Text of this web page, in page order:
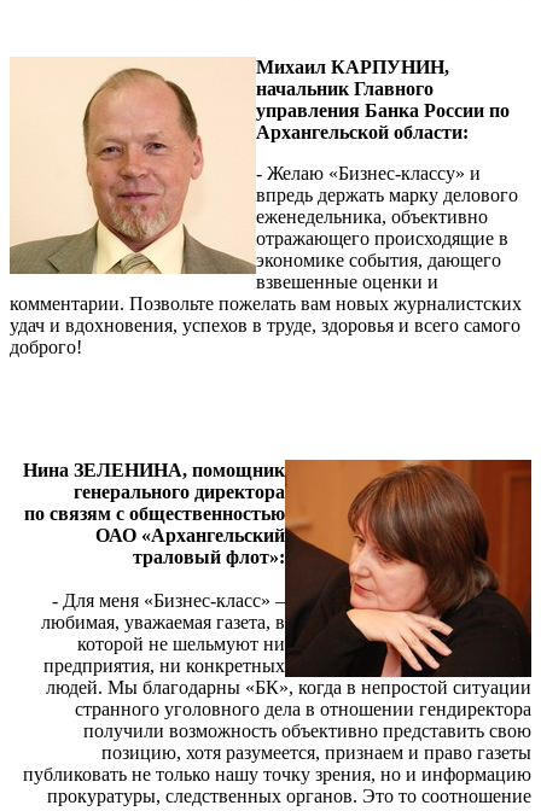
Михаил КАРПУНИН,
начальник Главного
управления Банка России по
Архангельской области:
- Желаю «Бизнес-классу» и
впредь держать марку делового
еженедельника, объективно
отражающего происходящие в
экономике события, дающего
взвешенные оценки и
комментарии. Позвольте пожелать вам новых журналистских
удач и вдохновения, успехов в труде, здоровья и всего самого
доброго!
Нина ЗЕЛЕНИНА, помощник
генерального директора
по связям с общественностью
ОАО «Архангельский
траловый флот»:
- Для меня «Бизнес-класс» –
любимая, уважаемая газета, в
которой не шельмуют ни
предприятия, ни конкретных
людей. Мы благодарны «БК», когда в непростой ситуации
странного уголовного дела в отношении гендиректора
получили возможность объективно представить свою
позицию, хотя разумеется, признаем и право газеты
публиковать не только нашу точку зрения, но и информацию
прокуратуры, следственных органов. Это то соотношение